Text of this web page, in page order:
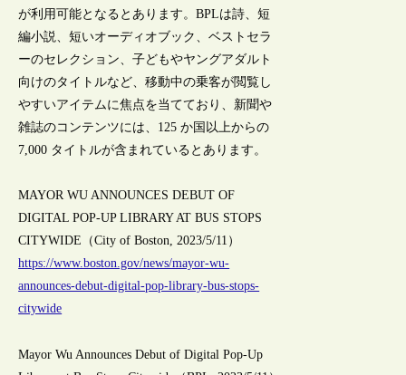
が利用可能となるとあります。BPLは詩、短
編小説、短いオーディオブック、ベストセラ
ーのセレクション、子どもやヤングアダルト
向けのタイトルなど、移動中の乗客が閲覧し
やすいアイテムに焦点を当てており、新聞や
雑誌のコンテンツには、125 か国以上からの
7,000 タイトルが含まれているとあります。
MAYOR WU ANNOUNCES DEBUT OF
DIGITAL POP-UP LIBRARY AT BUS STOPS
CITYWIDE（City of Boston, 2023/5/11）
https://www.boston.gov/news/mayor-wu-
announces-debut-digital-pop-library-bus-stops-
citywide
Mayor Wu Announces Debut of Digital Pop-Up